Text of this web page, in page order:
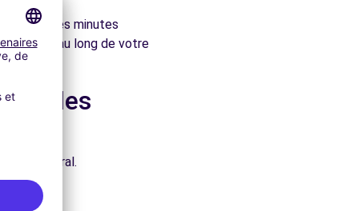
quelques minutes
tout au long de votre
les